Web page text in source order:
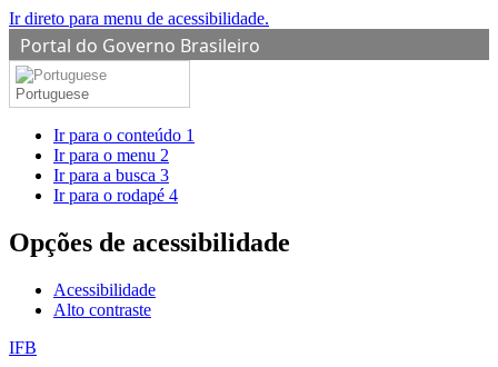
Ir direto para menu de acessibilidade.
Portal do Governo Brasileiro
Portuguese
Ir para o conteúdo 1
Ir para o menu 2
Ir para a busca 3
Ir para o rodapé 4
Opções de acessibilidade
Acessibilidade
Alto contraste
IFB